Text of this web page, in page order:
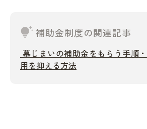
tips_and_updates補助金制度の関連記事
墓じまいの補助金をもらう手順
用を抑える方法